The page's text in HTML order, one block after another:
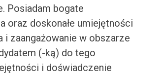
Posiadam bogate
oraz doskonałe umiejętności
i zaangażowanie w obszarze
(-ką) do tego
i doświadczenie